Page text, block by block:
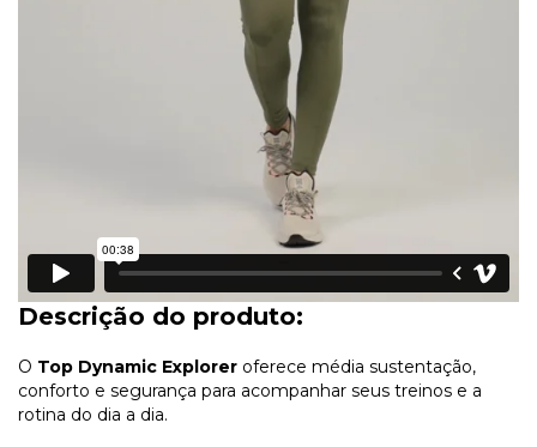
Descrição do produto:
O Top Dynamic Explorer oferece média sustentação,
conforto e segurança para acompanhar seus treinos e a
rotina do dia a dia.